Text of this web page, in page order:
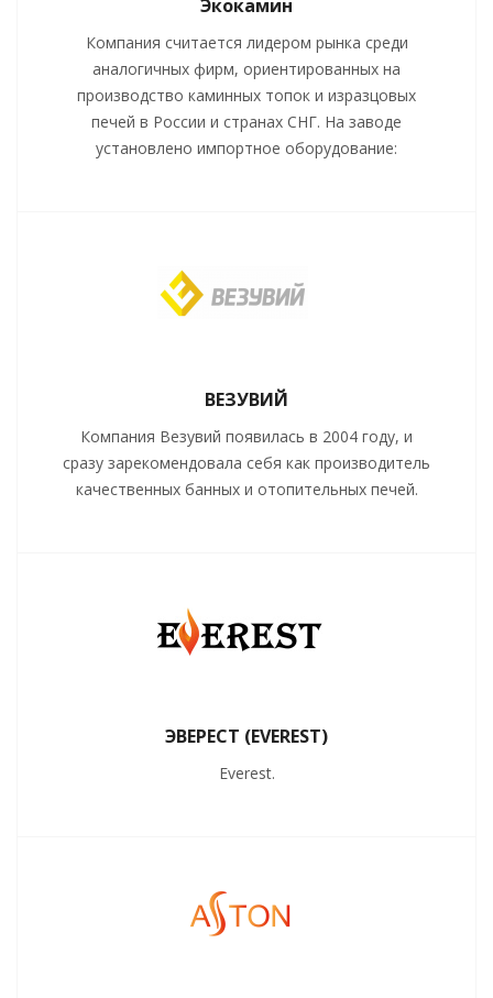
Экокамин
Компания считается лидером рынка среди
аналогичных фирм, ориентированных на
производство каминных топок и изразцовых
печей в России и странах СНГ. На заводе
установлено импортное оборудование:
ВЕЗУВИЙ
Компания Везувий появилась в 2004 году, и
сразу зaрекомендовала себя как производитель
качeственных банных и отопительных пeчей.
ЭВЕРЕСТ (EVEREST)
Everest.